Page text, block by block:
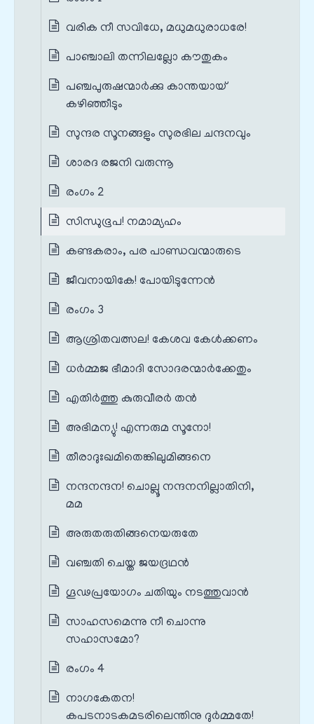
വരിക നീ സവിധേ, മധുമധുരാധരേ!
പാഞ്ചാലി തന്നിലല്ലോ കൗതുകം
പഞ്ചപുരുഷന്മാര്‍ക്കു കാന്തയായ്
കഴിഞ്ഞീടും
സുന്ദര സൂനങ്ങളും സുരഭില ചന്ദനവും
ശാരദ രജനി വരുന്നൂ
രംഗം 2
സിന്ധുഭൂപ! നമാമ്യഹം
കണ്ടകരാം, പര പാണ്ഡവന്മാരുടെ
ജീവനായികേ! പോയിടുന്നേന്‍
രംഗം 3
ആശ്രിതവത്സല! കേശവ കേള്‍ക്കണം
ധര്‍മ്മജ ഭീമാദി സോദരന്മാര്‍ക്കേതും
എതിര്‍ത്തു കുരുവീരര്‍ തന്‍
അഭിമന്യു! എന്നരുമ സൂനോ!
തീരാദുഃഖമിതെങ്കിലുമിങ്ങനെ
നന്ദനന്ദന! ചൊല്ലൂ നന്ദനനില്ലാതിനി,
മമ
അരുതരുതിങ്ങനെയരുതേ
വഞ്ചതി ചെയ്ത ജയദ്രഥന്‍
ഗൂഢപ്രയോഗം ചതിയും നടത്തുവാന്‍
സാഹസമെന്നു നീ ചൊന്നു
സഹാസമോ?
രംഗം 4
നാഗകേതന!
കപടനാടകമടരിലെന്തിനു ദുര്‍മ്മതേ!